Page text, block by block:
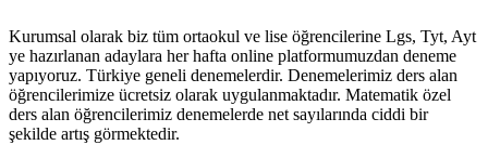
Kurumsal olarak biz tüm ortaokul ve lise öğrencilerine Lgs, Tyt, Ayt
ye hazırlanan adaylara her hafta online platformumuzdan deneme
yapıyoruz. Türkiye geneli denemelerdir. Denemelerimiz ders alan
öğrencilerimize ücretsiz olarak uygulanmaktadır. Matematik özel
ders alan öğrencilerimiz denemelerde net sayılarında ciddi bir
şekilde artış görmektedir.